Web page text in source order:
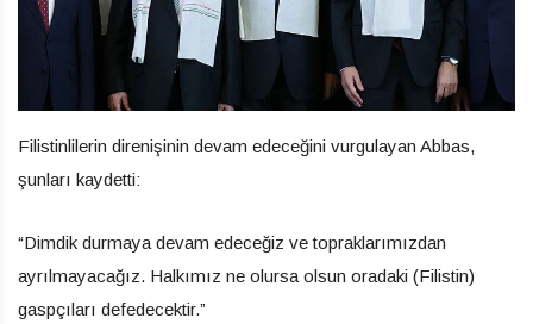
Filistinlilerin direnişinin devam edeceğini vurgulayan Abbas,
şunları kaydetti:
“Dimdik durmaya devam edeceğiz ve topraklarımızdan
ayrılmayacağız. Halkımız ne olursa olsun oradaki (Filistin)
gaspçıları defedecektir.”